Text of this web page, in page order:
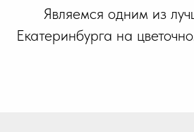
Являемся одним из
Екатеринбурга на